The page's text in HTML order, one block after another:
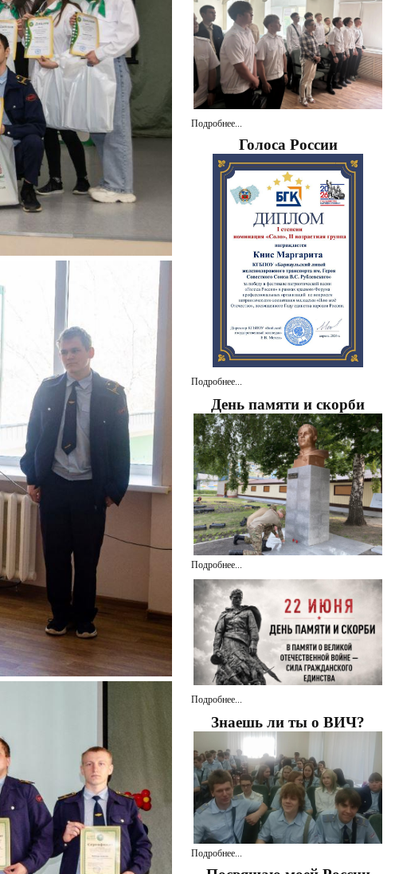
Подробнее...
Голоса России
Подробнее...
День памяти и скорби
Подробнее...
Подробнее...
Знаешь ли ты о ВИЧ?
Подробнее...